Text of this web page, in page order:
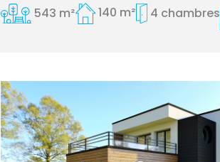
543 m² 140 m² 4 chambres